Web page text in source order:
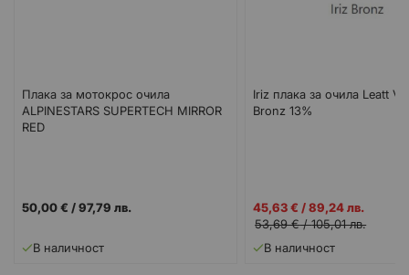
Плака за мотокрос очила
ALPINESTARS SUPERTECH MIRROR
RED
50,00 € /97,79 лв.
В наличност
Iriz плака за очила Leatt
Bronz 13%
Промо
цена
45,63 € /89,24 лв.
53,69 €/105,01 лв.
В наличност